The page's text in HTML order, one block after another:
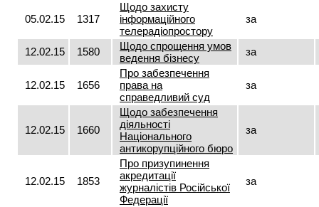
05.02.15 1317
Щодо захисту
інформаційного
телерадіопростору
за
12.02.15 1580
Щодо спрощення умов
ведення бізнесу
за
12.02.15 1656
Про забезпечення
права на
справедливий суд
за
12.02.15 1660
Щодо забезпечення
діяльності
Національного
антикорупційного бюро
за
12.02.15 1853
Про призупинення
акредитації
журналістів Російської
Федерації
за